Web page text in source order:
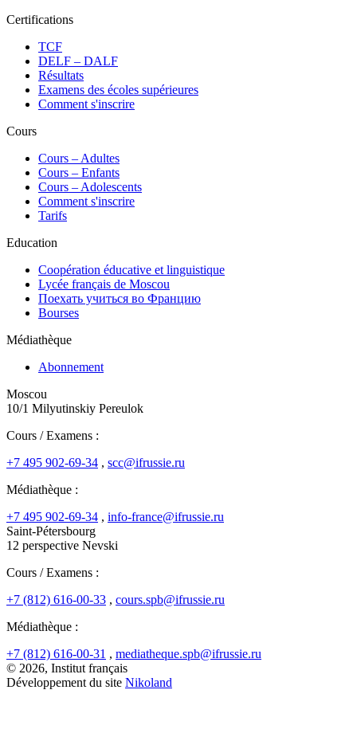
Certifications
TCF
DELF – DALF
Résultats
Examens des écoles supérieures
Comment s'inscrire
Cours
Сours – Adultes
Cours – Enfants
Cours – Adolescents
Comment s'inscrire
Tarifs
Education
Coopération éducative et linguistique
Lycée français de Moscou
Поехать учиться во Францию
Bourses
Médiathèque
Abonnement
Moscou
10/1 Milyutinskiy Pereulok
Cours / Examens :
+7 495 902-69-34 , scc@ifrussie.ru
Médiathèque :
+7 495 902-69-34 , info-france@ifrussie.ru
Saint-Pétersbourg
12 perspective Nevski
Cours / Examens :
+7 (812) 616-00-33 , cours.spb@ifrussie.ru
Médiathèque :
+7 (812) 616-00-31 , mediatheque.spb@ifrussie.ru
© 2026, Institut français
Développement du site Nikoland